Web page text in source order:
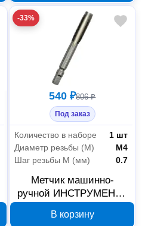
-33%
540 ₽806 ₽
Под заказ
Количество в наборе
1 шт
Диаметр резьбы (М)
М4
Шаг резьбы М (мм)
0.7
Метчик машинно-
ручной ИНСТРУМЕНТ -
P6M5, для сквозных/
В корзину